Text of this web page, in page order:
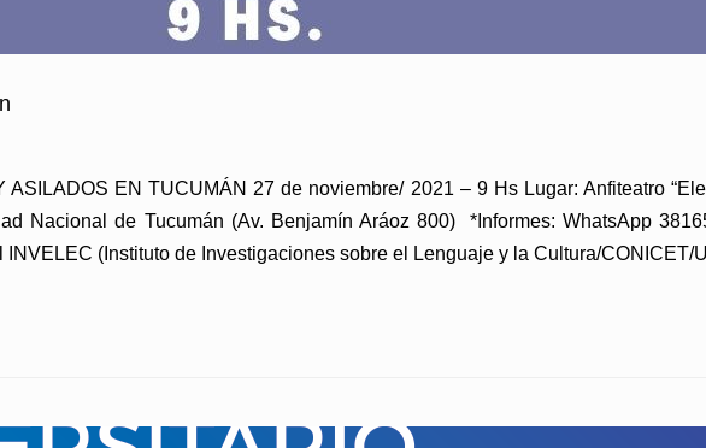
EN TUCUMÁN 27 de noviembre/ 2021 – 9 Hs Lugar: Anfiteatro
Nacional de Tucumán (Av. Benjamín Aráoz 800) *Informes: WhatsApp
(Instituto de Investigaciones sobre el Lenguaje y la Cultura/CONICET/